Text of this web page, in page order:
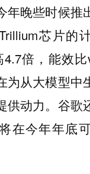
年晚些时候推
芯片的
倍，能效比
为从大模型中
供动力。谷歌
在今年年底